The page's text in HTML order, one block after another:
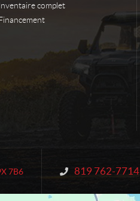
complet
7B6 Information :
819 762-7714